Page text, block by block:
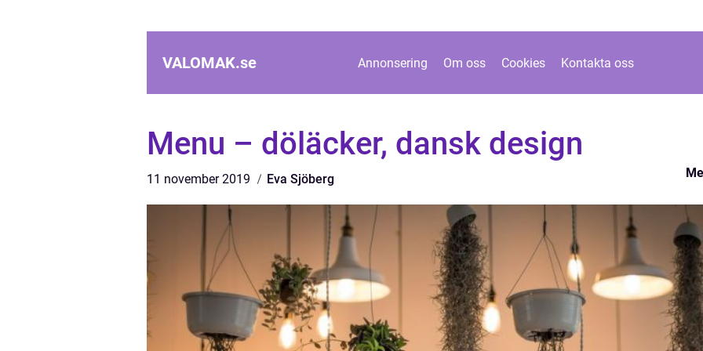
VALOMAK.se Annonsering Om oss Cookies Kontakta oss
Menu – döläcker, dansk design
11 november 2019 Eva Sjöberg